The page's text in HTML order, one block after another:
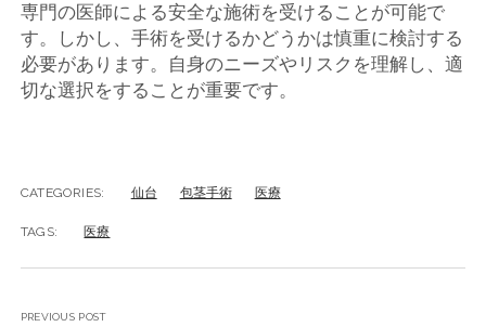
専門の医師による安全な施術を受けることが可能で
す。しかし、手術を受けるかどうかは慎重に検討する
必要があります。自身のニーズやリスクを理解し、適
切な選択をすることが重要です。
CATEGORIES: 仙台 包茎手術 医療
TAGS: 医療
PREVIOUS POST